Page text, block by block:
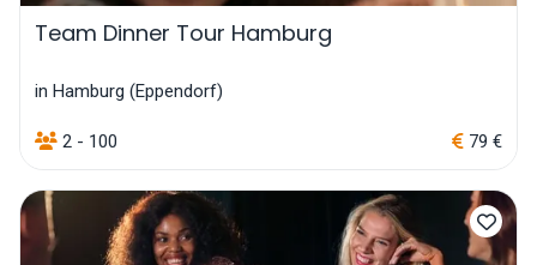
Team Dinner Tour Hamburg
in Hamburg (Eppendorf)
2 - 100 79 €